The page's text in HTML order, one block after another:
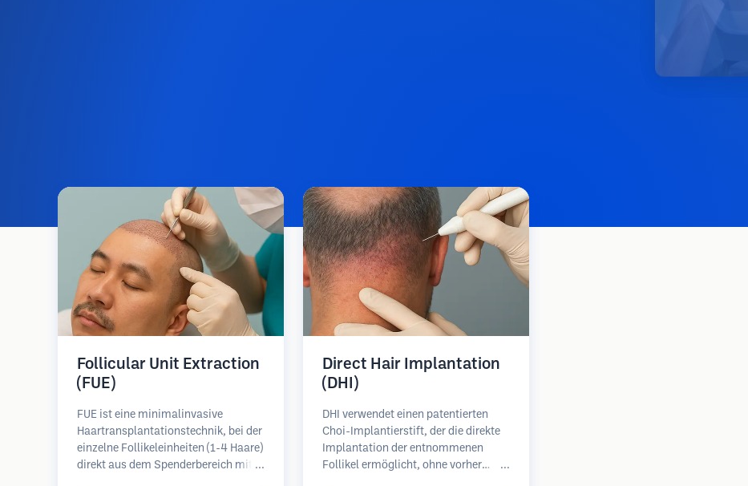
Follicular Unit Extraction
(FUE)
FUE ist eine minimalinvasive
Haartransplantationstechnik, bei der
einzelne Follikeleinheiten (1-4 Haare)
direkt aus dem Spenderbereich mit
Direct Hair Implantation
(DHI)
DHI verwendet einen patentierten
Choi-Implantierstift, der die direkte
Implantation der entnommenen
Follikel ermöglicht, ohne vorher